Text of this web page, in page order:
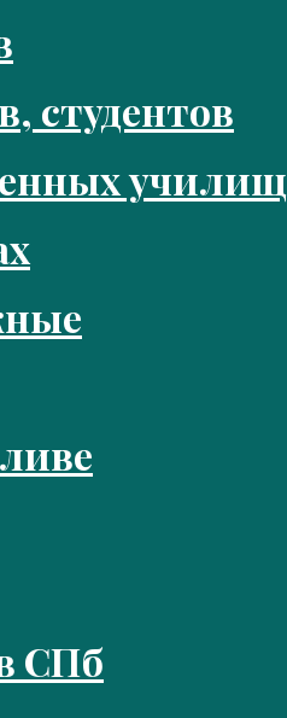
студентов
училищ
СПб